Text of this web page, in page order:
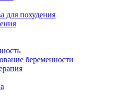
для похудения
беременности